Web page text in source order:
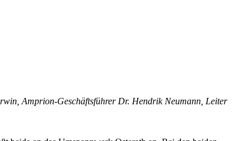
Amprion-Geschäftsführer Dr. Hendrik Neumann, Leiter